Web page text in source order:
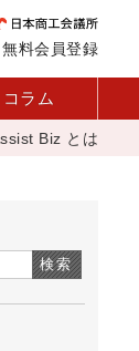
無料会員登録
コラム
11月4日に「令
Biz とは
検索